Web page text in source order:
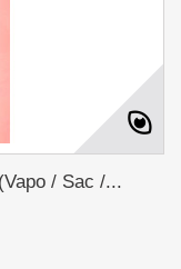
/ Sac /...